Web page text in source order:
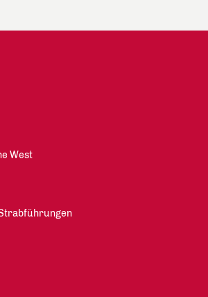
West